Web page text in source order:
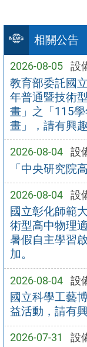
相關公告
2026-08-05 設
教育部委託國
年普通暨技術
畫」之「115
畫」，請有興
2026-08-04 設
「中央研究院
2026-08-04 設
國立彰化師範
術型高中物理
暑假自主學習
加。
2026-08-04 設
國立科學工藝
益活動，請有
2026-07-31 設